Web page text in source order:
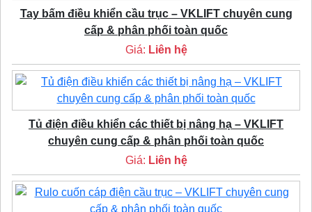
Tay bấm điều khiển cầu trục – VKLIFT chuyên cung
cấp & phân phối toàn quốc
Giá: Liên hệ
Tủ điện điều khiển các thiết bị nâng hạ – VKLIFT
chuyên cung cấp & phân phối toàn quốc
Giá: Liên hệ